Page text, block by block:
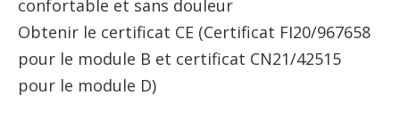
confortable et sans douleur
Obtenir le certificat CE (Certificat FI20/967658
pour le module B et certificat CN21/42515
pour le module D)